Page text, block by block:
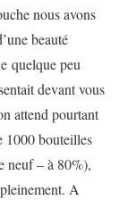
nous avons
beauté
quelque peu
devant vous
attend pourtant
1000 bouteilles
neuf – à 80%),
A